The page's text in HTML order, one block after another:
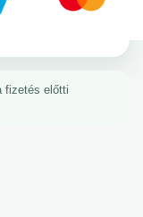
fizetés előtti